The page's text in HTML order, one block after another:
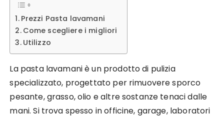
Prezzi Pasta lavamani
Come scegliere i migliori
Utilizzo
La pasta lavamani è un prodotto di pulizia
specializzato, progettato per rimuovere sporco
pesante, grasso, olio e altre sostanze tenaci dalle
mani. Si trova spesso in officine, garage, laboratori